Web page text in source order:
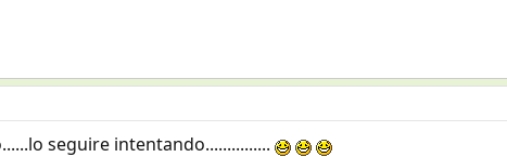
seguire intentando...............